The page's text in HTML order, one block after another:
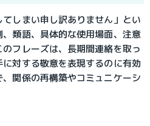
しまい申し訳ありません」とい
類語、具体的な使用場面、注意
フレーズは、長期間連絡を取っ
対する敬意を表現するのに有効
関係の再構築やコミュニケーシ